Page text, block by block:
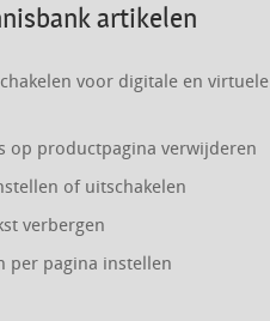
artikelen
voor digitale en virtuele
op productpagina verwijderen
of uitschakelen
verbergen
per pagina instellen